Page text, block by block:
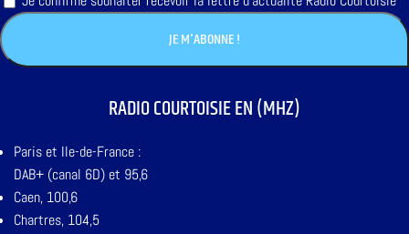
RADIO COURTOISIE EN (MHZ)
Paris et Ile-de-France :
DAB+ (canal 6D) et 95,6
Caen, 100,6
Chartres, 104,5